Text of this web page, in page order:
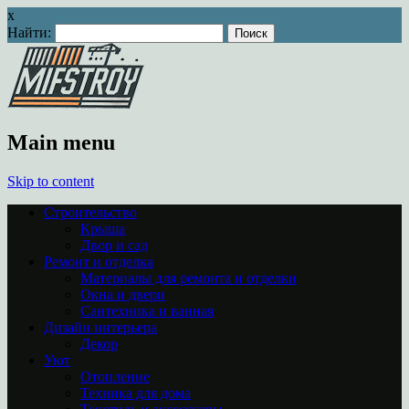
x
Найти:
Main menu
Skip to content
Строительство
Крыша
Двор и сад
Ремонт и отделка
Материалы для ремонта и отделки
Окна и двери
Сантехника и ванная
Дизайн интерьера
Декор
Уют
Отопление
Техника для дома